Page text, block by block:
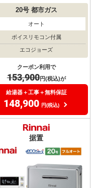
20号都市ガス
オート
ボイスリモコン付属
エコジョーズ
クーポン利用で
153,900円(税込)が
給湯器＋工事＋無料保証
148,900 円(税込)
据置